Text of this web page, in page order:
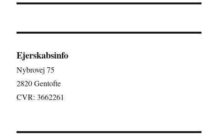
Ejerskabsinfo
Nybrovej 75
2820 Gentofte
CVR: 3662261